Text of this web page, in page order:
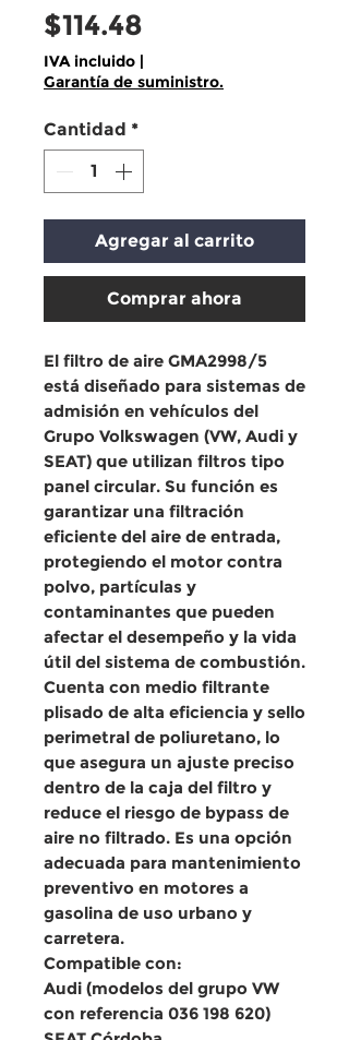
$114.48
IVA incluido |
Garantía de suministro.
Cantidad *
Agregar al carrito
Comprar ahora
El filtro de aire GMA2998/5
está diseñado para sistemas de
admisión en vehículos del
Grupo Volkswagen (VW, Audi y
SEAT) que utilizan filtros tipo
panel circular. Su función es
garantizar una filtración
eficiente del aire de entrada,
protegiendo el motor contra
polvo, partículas y
contaminantes que pueden
afectar el desempeño y la vida
útil del sistema de combustión.
Cuenta con medio filtrante
plisado de alta eficiencia y sello
perimetral de poliuretano, lo
que asegura un ajuste preciso
dentro de la caja del filtro y
reduce el riesgo de bypass de
aire no filtrado. Es una opción
adecuada para mantenimiento
preventivo en motores a
gasolina de uso urbano y
carretera.
Compatible con:
Audi (modelos del grupo VW
con referencia 036 198 620)